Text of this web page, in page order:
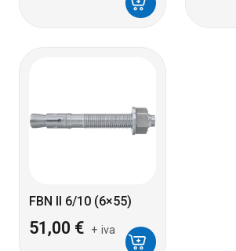
FBN II 6/10 (6×55)
51,00 € + iva